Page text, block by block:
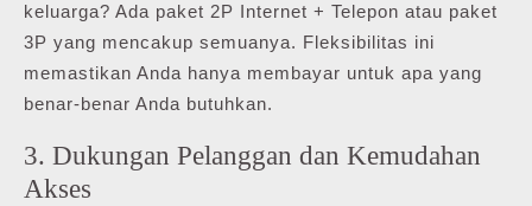
keluarga? Ada paket 2P Internet + Telepon atau paket
3P yang mencakup semuanya. Fleksibilitas ini
memastikan Anda hanya membayar untuk apa yang
benar-benar Anda butuhkan.
3. Dukungan Pelanggan dan Kemudahan
Akses